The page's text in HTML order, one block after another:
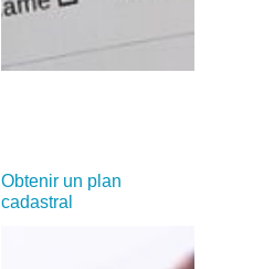
Obtenir un plan
cadastral